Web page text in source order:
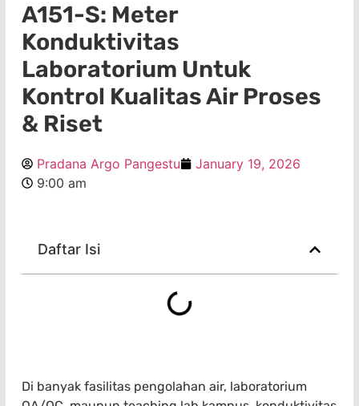
A151-S: Meter
Konduktivitas
Laboratorium Untuk
Kontrol Kualitas Air Proses
& Riset
Pradana Argo Pangestu
January 19, 2026
9:00 am
Daftar Isi
Di banyak fasilitas pengolahan air, laboratorium